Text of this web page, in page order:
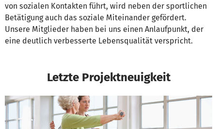
von sozialen Kontakten führt, wird neben der sportlichen
Betätigung auch das soziale Miteinander gefördert.
Unsere Mitglieder haben bei uns einen Anlaufpunkt, der
eine deutlich verbesserte Lebensqualität verspricht.
Letzte Projektneuigkeit